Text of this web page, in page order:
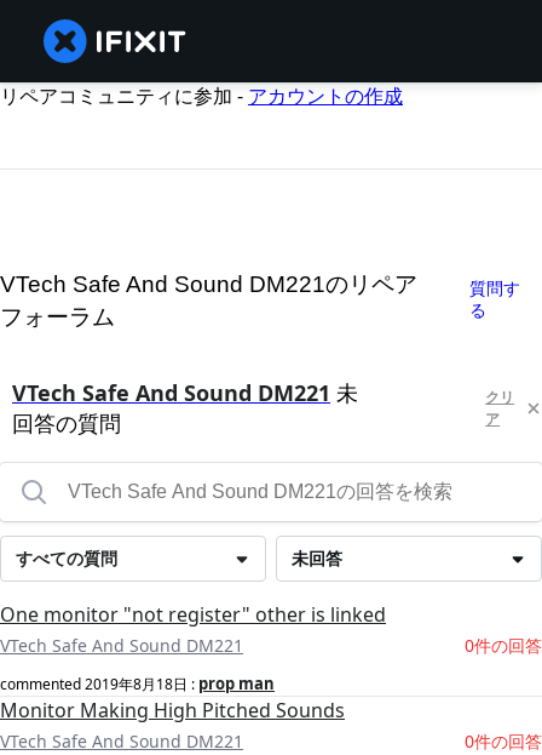
リペアコミュニティに参加 - アカウントの作成
VTech Safe And Sound DM221のリペア
フォーラム
質問す
る
VTech Safe And Sound DM221 未
回答の質問
クリ
ア
未回答
すべての質問
One monitor "not register" other is linked
VTech Safe And Sound DM221 0件の回答
commented2019年8月18日 : prop man
Monitor Making High Pitched Sounds
VTech Safe And Sound DM221 0件の回答